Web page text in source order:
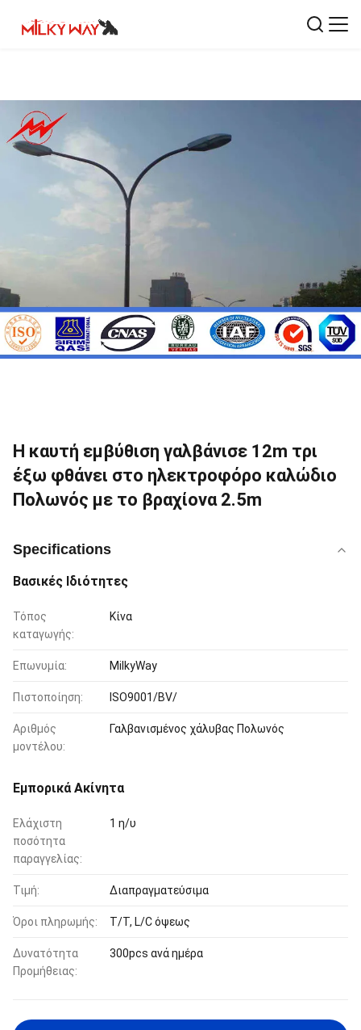
Η καυτή εμβύθιση γαλβάνισε 12m τρι
έξω φθάνει στο ηλεκτροφόρο καλώδιο
Πολωνός με το βραχίονα 2.5m
Specifications
Βασικές Ιδιότητες
Τόπος
καταγωγής:
Κίνα
Επωνυμία: MilkyWay
Πιστοποίηση: ISO9001/BV/
Αριθμός
μοντέλου:
Γαλβανισμένος χάλυβας Πολωνός
Εμπορικά Ακίνητα
Ελάχιστη
ποσότητα
παραγγελίας:
1 η/υ
Τιμή: Διαπραγματεύσιμα
Όροι πληρωμής: T/T, L/C όψεως
Δυνατότητα
Προμήθειας:
300pcs ανά ημέρα